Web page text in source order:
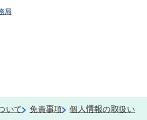
局
いて 免責事項 個人情報の取扱い